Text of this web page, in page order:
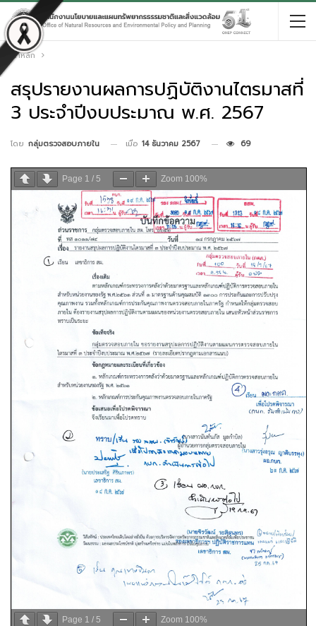
หน้าหลัก
สรุปรายงานผลการปฏิบัติงานไตรมาสที่
3 ประจำปีงบประมาณ พ.ศ. 2567
โดย กลุ่มตรวจสอบภายใน เมื่อ 14 ธันวาคม 2567 69
Page 1 / 5 Zoom 100%
Page 1 / 5 Zoom 100%